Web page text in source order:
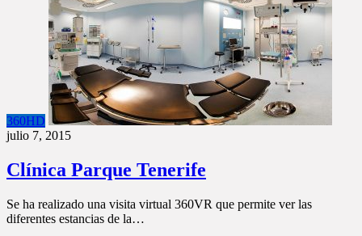
360HD
julio 7, 2015
Clínica Parque Tenerife
Se ha realizado una visita virtual 360VR que permite ver las
diferentes estancias de la…